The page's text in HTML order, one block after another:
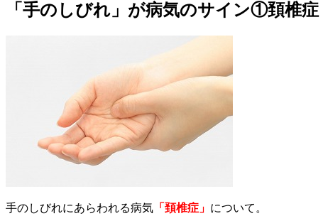
「手のしびれ」が病気のサイン①頚椎症
手のしびれにあらわれる病気 「頚椎症」 について。